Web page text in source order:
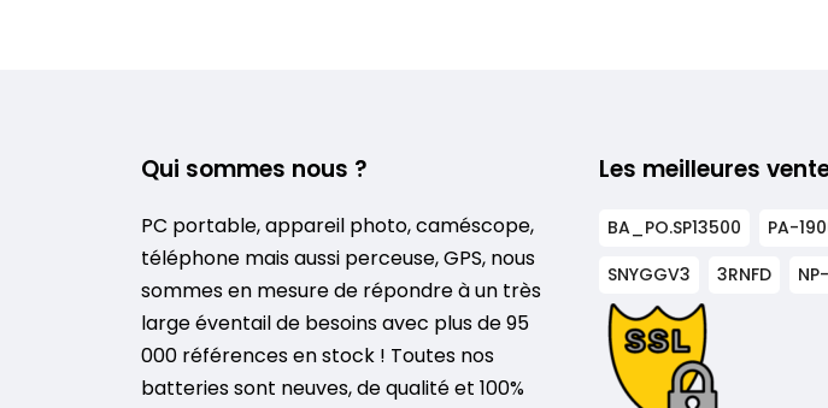
Qui sommes nous ?
PC portable, appareil photo, caméscope,
téléphone mais aussi perceuse, GPS, nous
sommes en mesure de répondre à un très
large éventail de besoins avec plus de 95
000 références en stock ! Toutes nos
batteries sont neuves, de qualité et 100%
Les meilleures
BA_PO.SP13500 PA-
SNYGGV3
3RNFD